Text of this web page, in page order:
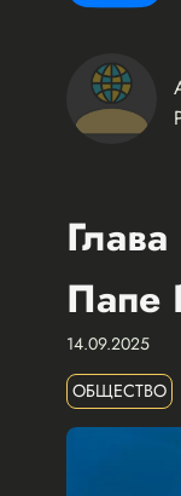
Папе
14.09.2025
ОБЩЕСТВО